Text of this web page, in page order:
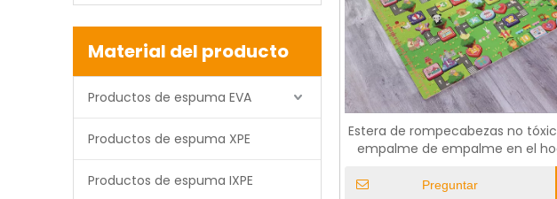
Material del producto
Productos de espuma EVA
Productos de espuma XPE
Productos de espuma IXPE
Estera de rompecabezas no
empalme de empalme en el
Preguntar